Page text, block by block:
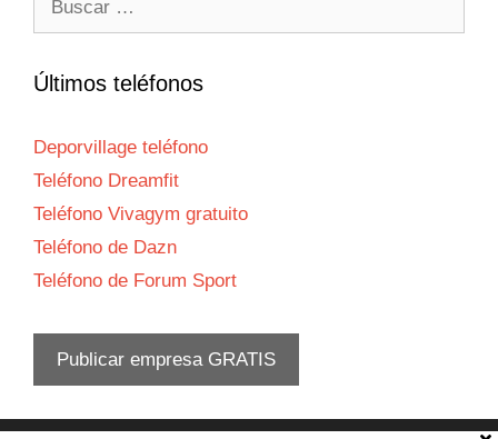
Últimos teléfonos
Deporvillage teléfono
Teléfono Dreamfit
Teléfono Vivagym gratuito
Teléfono de Dazn
Teléfono de Forum Sport
Publicar empresa GRATIS